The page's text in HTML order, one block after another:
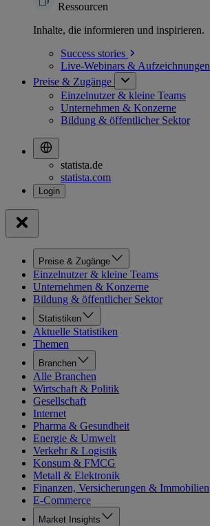
Ressourcen
Inhalte, die informieren und inspirieren.
Success stories
Live-Webinars & Aufzeichnungen
Preise & Zugänge
Einzelnutzer & kleine Teams
Unternehmen & Konzerne
Bildung & öffentlicher Sektor
statista.de
statista.com
Preise & Zugänge
Einzelnutzer & kleine Teams
Unternehmen & Konzerne
Bildung & öffentlicher Sektor
Statistiken
Aktuelle Statistiken
Themen
Branchen
Alle Branchen
Wirtschaft & Politik
Gesellschaft
Internet
Pharma & Gesundheit
Energie & Umwelt
Verkehr & Logistik
Konsum & FMCG
Metall & Elektronik
Finanzen, Versicherungen & Immobilien
E-Commerce
Market Insights